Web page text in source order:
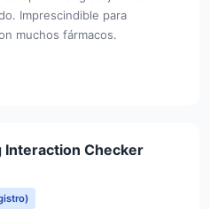
Imprescindible para
muchos fármacos.
Checker